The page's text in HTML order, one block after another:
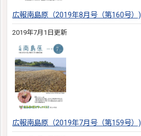
広報南島原（2019年8月号（第160号）)
2019年7月1日更新
広報南島原（2019年7月号（第159号）)